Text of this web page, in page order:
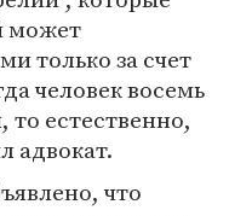
может
только за счет
человек восемь
естественно,
адвокат.
что